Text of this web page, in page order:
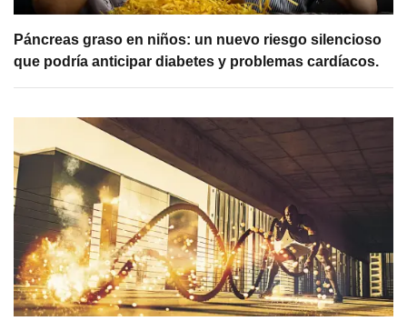
Páncreas graso en niños: un nuevo riesgo silencioso
que podría anticipar diabetes y problemas cardíacos.